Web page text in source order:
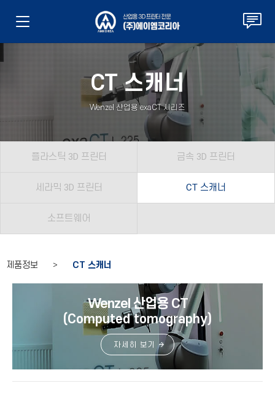
CT 스캐너
Wenzel 산업용 exaCT 시리즈
플라스틱 3D 프린터 금속 3D 프린터
세라믹 3D 프린터 CT 스캐너
소프트웨어
제품정보 > CT 스캐너
Wenzel 산업용 CT
(Computed tomography)
자세히 보기